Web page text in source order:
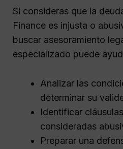
Si consideras que la
Finance es injusta o
buscar asesoramiento
especializado puede
Analizar las
determinar su
Identificar
consideradas
Preparar una